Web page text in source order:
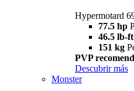
Hypermotard
77.5 hp
46.5 lb-ft
151 kg
PVP
Descubrir más
Monster